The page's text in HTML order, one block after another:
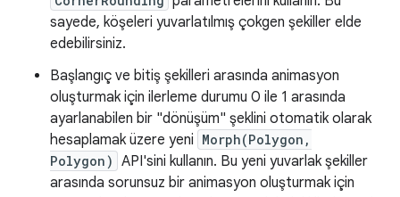
sayede, köşeleri yuvarlatılmış çokgen şekiller elde
edebilirsiniz.
Başlangıç ve bitiş şekilleri arasında animasyon
oluşturmak için ilerleme durumu 0 ile 1 arasında
ayarlanabilen bir "dönüşüm" şeklini otomatik olarak
hesaplamak üzere yeni Morph(Polygon,
Polygon) API'sini kullanın. Bu yeni yuvarlak şekiller
arasında sorunsuz bir animasyon oluşturmak için